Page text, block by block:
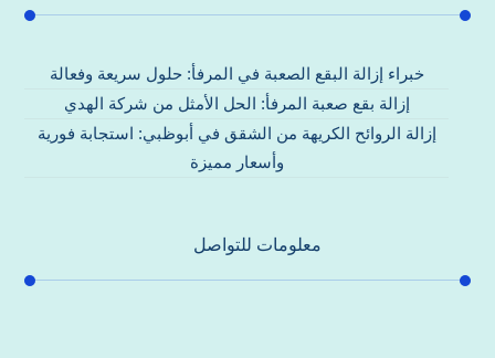
خبراء إزالة البقع الصعبة في المرفأ: حلول سريعة وفعالة
إزالة بقع صعبة المرفأ: الحل الأمثل من شركة الهدي
إزالة الروائح الكريهة من الشقق في أبوظبي: استجابة فورية
وأسعار مميزة
معلومات للتواصل